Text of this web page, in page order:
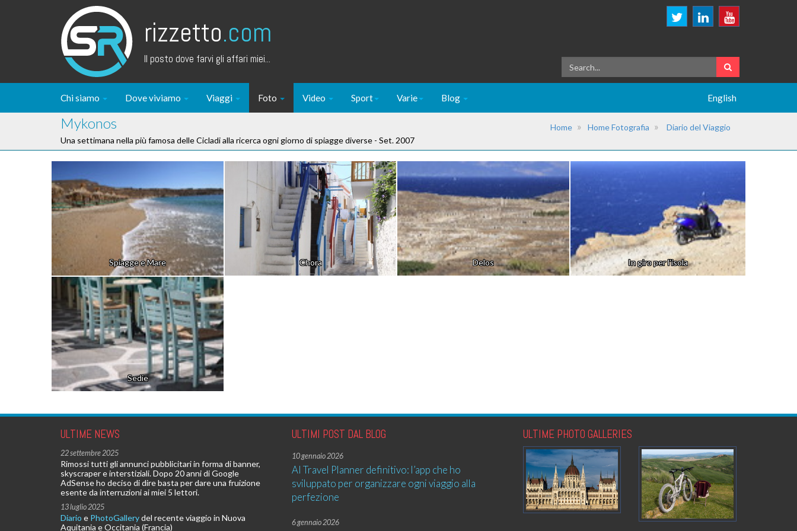
rizzetto.com
Il posto dove farvi gli affari miei...
Chi siamo Dove viviamo Viaggi Foto Video Sport Varie Blog English
Mykonos
Una settimana nella più famosa delle Cicladi alla ricerca ogni giorno di spiagge diverse - Set. 2007
Home Home Fotografia Diario del Viaggio
Spiagge e Mare Chora Delos In giro per l'isola
Sedie
ULTIME NEWS
22 settembre 2025
Rimossi tutti gli annunci pubblicitari in forma di banner,
skyscraper e interstiziali. Dopo 20 anni di Google
AdSense ho deciso di dire basta per dare una fruizione
esente da interruzioni ai miei 5 lettori.
13 luglio 2025
Diario e PhotoGallerydel recente viaggio in Nuova
Aquitania e Occitania (Francia)
ULTIMI POST DAL BLOG
10 gennaio 2026
AI Travel Planner definitivo: l’app che ho
sviluppato per organizzare ogni viaggio alla
perfezione
6 gennaio 2026
ULTIME PHOTO GALLERIES